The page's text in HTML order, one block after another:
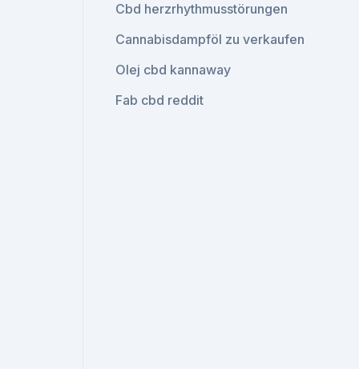
Cbd herzrhythmusstörungen
Cannabisdampföl zu verkaufen
Olej cbd kannaway
Fab cbd reddit